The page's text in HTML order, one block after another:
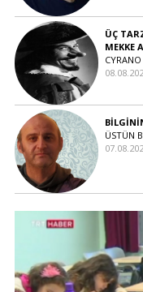
ÜÇ
MEKKE
ÜSTÜN